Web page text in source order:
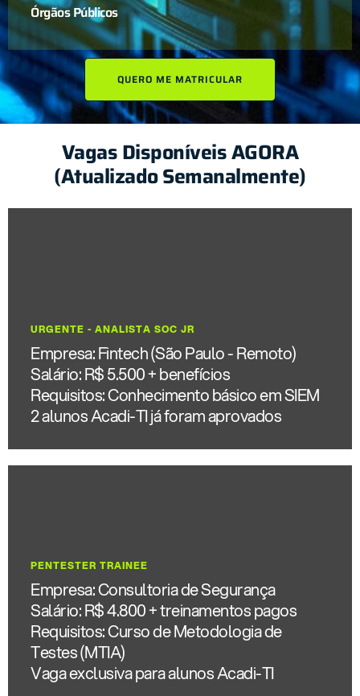
Órgãos Públicos
QUERO ME MATRICULAR
Vagas Disponíveis AGORA
(Atualizado Semanalmente)
URGENTE - ANALISTA SOC JR
Empresa: Fintech (São Paulo - Remoto)
Salário: R$ 5.500 + benefícios
Requisitos: Conhecimento básico em SIEM
2 alunos Acadi-TI já foram aprovados
PENTESTER TRAINEE
Empresa: Consultoria de Segurança
Salário: R$ 4.800 + treinamentos pagos
Requisitos: Curso de Metodologia de
Testes (MTIA)
Vaga exclusiva para alunos Acadi-TI